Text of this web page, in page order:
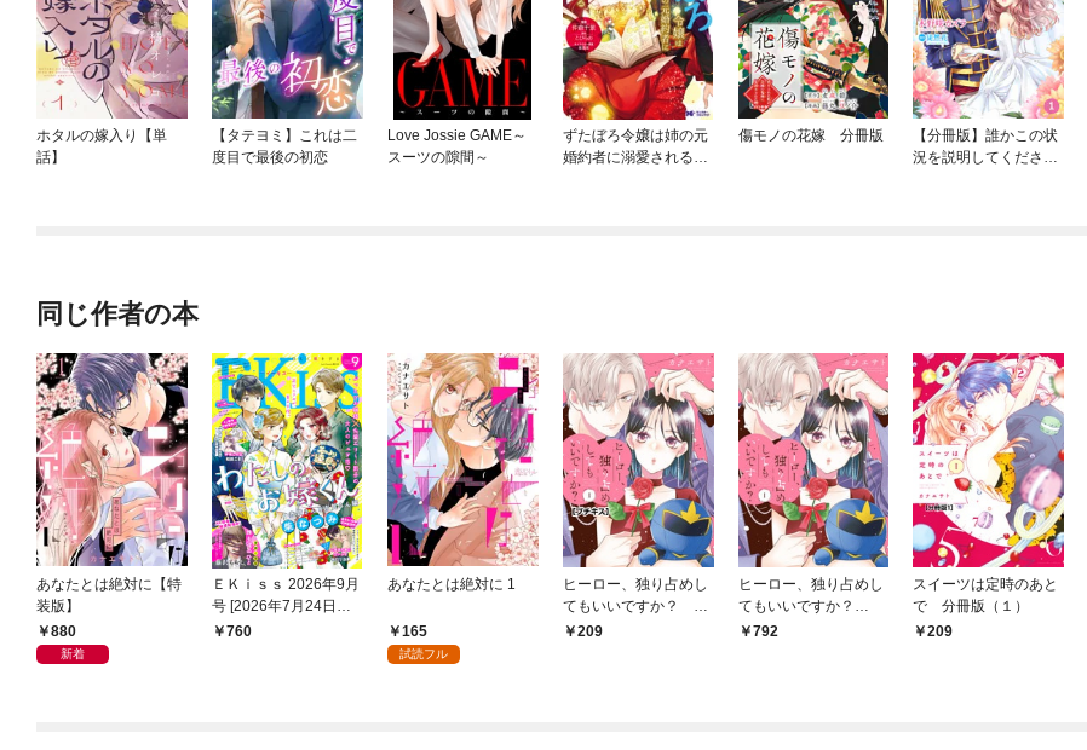
ホタルの嫁入り【単
話】
【タテヨミ】これは二
度目で最後の初恋
Love Jossie GAME～
スーツの隙間～
ずたぼろ令嬢は姉の元
婚約者に溺愛される
傷モノの花嫁 分冊版
【分冊版】誰かこの状
況を説明してくださ
同じ作者の本
あなたとは絶対に【特
装版】
880
新着
ＥＫｉｓｓ 2026年9月
号 [2026年7月24日発
売]760
あなたとは絶対に 1
165
試読フル
ヒーロー、独り占めし
てもいいですか？ プ
チキス（１）
209
ヒーロー、独り占めし
てもいいですか？
（１）
792
スイーツは定時のあと
で 分冊版（１）
209